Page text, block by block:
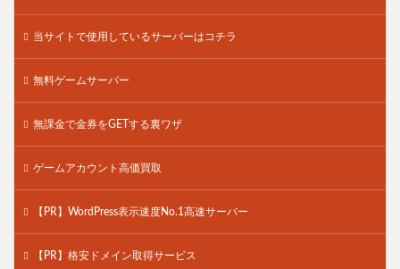
当サイトで使用しているサーバーはコチラ
無料ゲームサーバー
無課金で金券をGETする裏ワザ
ゲームアカウント高価買取
【PR】WordPress表示速度No.1高速サーバー
【PR】格安ドメイン取得サービス